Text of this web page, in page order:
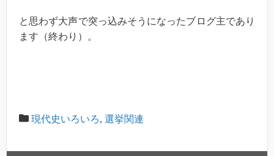
と思わず大声で突っ込みそうになったブログ主であり
ます（終わり）。
現代史いろいろ, 選挙関連